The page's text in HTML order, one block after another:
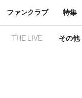
ファンクラブ 特集
THE LIVE その他